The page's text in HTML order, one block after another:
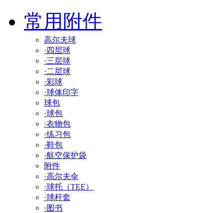
常用附件
高尔夫球
·四层球
·三层球
·二层球
·彩球
·球体印字
球包
·球包
·衣物包
·练习包
·鞋包
·航空保护袋
附件
·高尔夫伞
·球托（TEE）
·球杆套
·图书